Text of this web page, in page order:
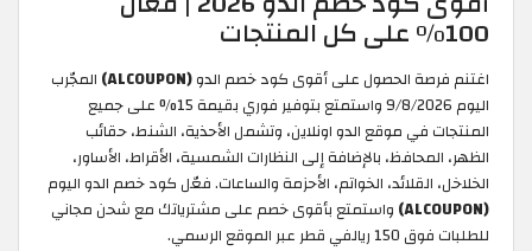
100% على كل المنتجات
اغتنم فرصة الحصول على أقوى كود خصم الدو(ALCOUPON)
المجّرب
اليوم 9/8/2026 واستمتع بتوفير فوري بقيمة 15% على جميع
المنتجات في موقع الدو اونلاين، وتشمل الأحذية، الشنط، حقائب
الظهر، المحافظ، بالإضافة إلى النظارات الشمسية، الأقراط، الأساور،
الخلاخل، القلائد، الخواتم، الأحزمة والساعات. فعّل كود خصم الدو اليوم
(ALCOUPON)
واستمتع بأقوى خصم على مشترياتك مع شحن مجاني
للطلبات فوق 150 ريالفي قطر عبر الموقع الرسمي.